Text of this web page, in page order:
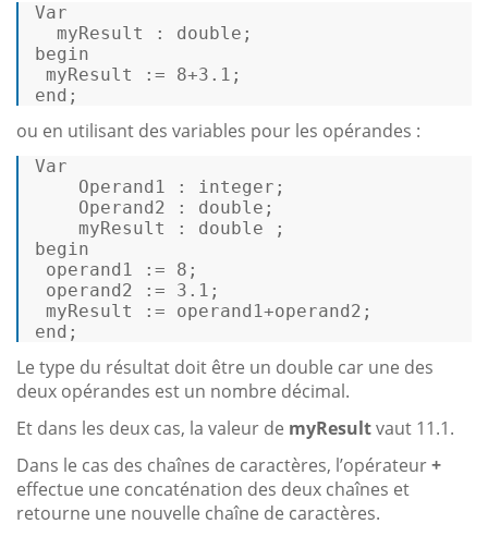
Var
myResult : double;
begin
myResult := 8+3.1 ;
end;
ou en utilisant des variables pour les opérandes :
Var
Operand1 : integer;
Operand2 : double;
myResult : double ;
begin
operand1 := 8 ;
operand2 := 3.1 ;
myResult := operand1+operand2;
end;
Le type du résultat doit être un double car une des
deux opérandes est un nombre décimal.
Et dans les deux cas, la valeur de myResultvaut 11.1.
Dans le cas des chaînes de caractères, l’opérateur+
effectue une concaténation des deux chaînes et
retourne une nouvelle chaîne de caractères.